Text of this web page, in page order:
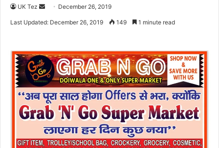
UK Tez
e
a
e
m
a
i
December 26, 2019
Last Updated: December 26, 2019 149 1 minute read